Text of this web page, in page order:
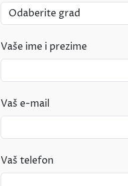
Vaše ime i prezime
Vaš e-mail
Vaš telefon